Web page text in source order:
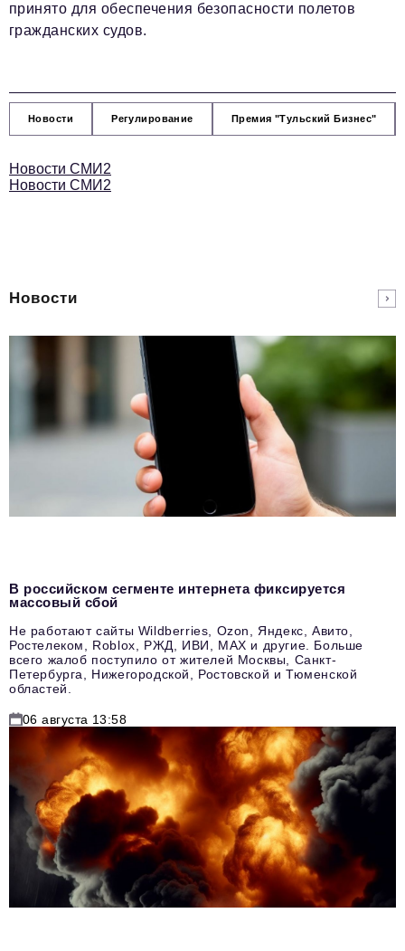
принято для обеспечения безопасности полетов
гражданских судов.
Новости Регулирование Премия "Тульский Бизнес"
Новости СМИ2
Новости СМИ2
Новости
В российском сегменте интернета фиксируется
массовый сбой
Не работают сайты Wildberries, Ozon, Яндекс, Авито,
Ростелеком, Roblox, РЖД, ИВИ, MAX и другие. Больше
всего жалоб поступило от жителей Москвы, Санкт-
Петербурга, Нижегородской, Ростовской и Тюменской
областей.
06 августа 13:58